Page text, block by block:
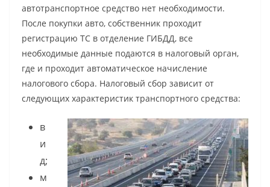
автотранспортное средство нет необходимости.
После покупки авто, собственник проходит
регистрацию ТС в отделение ГИБДД, все
необходимые данные подаются в налоговый орган,
где и проходит автоматическое начисление
налогового сбора. Налоговый сбор зависит от
следующих характеристик транспортного средства:
в
и
д;
м